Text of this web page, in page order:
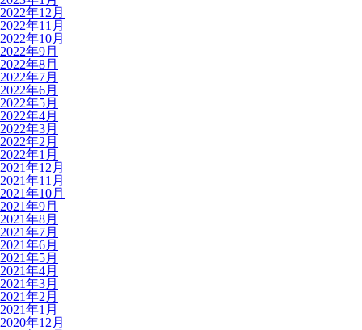
2022年12月
2022年11月
2022年10月
2022年9月
2022年8月
2022年7月
2022年6月
2022年5月
2022年4月
2022年3月
2022年2月
2022年1月
2021年12月
2021年11月
2021年10月
2021年9月
2021年8月
2021年7月
2021年6月
2021年5月
2021年4月
2021年3月
2021年2月
2021年1月
2020年12月